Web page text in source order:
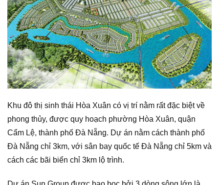
Khu đô thị sinh thái Hòa Xuân có vị trí nằm rất đặc biệt về
phong thủy, được quy hoạch phường Hòa Xuân, quận
Cẩm Lệ, thành phố Đà Nẵng. Dự án nằm cách thành phố
Đà Nẵng chỉ 3km, với sân bay quốc tế Đà Nẵng chỉ 5km và
cách các bãi biển chỉ 3km lộ trình.